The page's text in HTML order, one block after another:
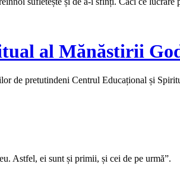
al Mănăstirii
de pretutindeni Centrul Educațional și
Astfel, ei sunt și primii, și cei de pe urmă”.